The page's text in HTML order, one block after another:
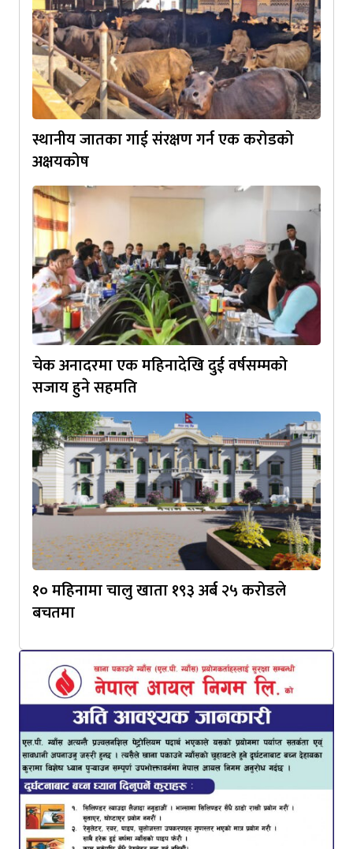
स्थानीय जातका गाई संरक्षण गर्न एक करोडको
अक्षयकोष
चेक अनादरमा एक महिनादेखि दुई वर्षसम्मको
सजाय हुने सहमति
१० महिनामा चालु खाता १९३ अर्ब २५ करोडले
बचतमा